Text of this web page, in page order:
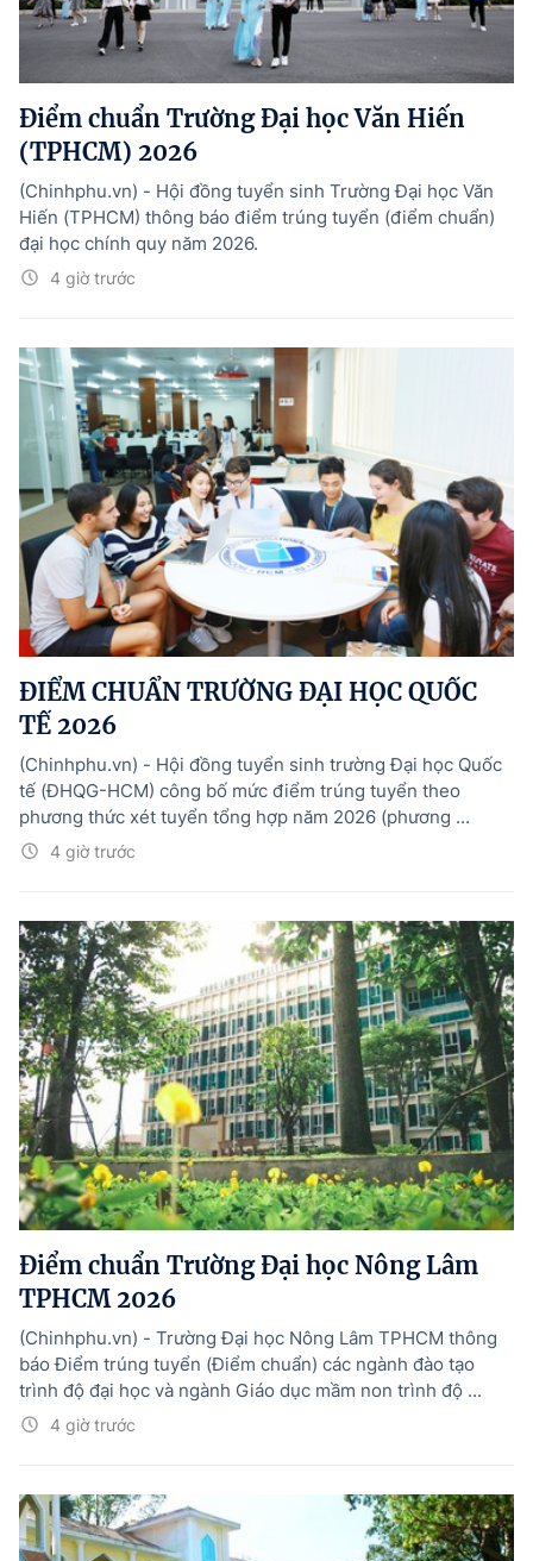
Điểm chuẩn Trường Đại học Văn Hiến
(TPHCM) 2026
4 giờ trước
(Chinhphu.vn) - Hội đồng tuyển sinh Trường Đại học Văn
Hiến (TPHCM) thông báo điểm trúng tuyển (điểm chuẩn)
đại học chính quy năm 2026.
ĐIỂM CHUẨN TRƯỜNG ĐẠI HỌC QUỐC
TẾ 2026
4 giờ trước
(Chinhphu.vn) - Hội đồng tuyển sinh trường Đại học Quốc
tế (ĐHQG-HCM) công bố mức điểm trúng tuyển theo
phương thức xét tuyển tổng hợp năm 2026 (phương ...
Điểm chuẩn Trường Đại học Nông Lâm
TPHCM 2026
4 giờ trước
(Chinhphu.vn) - Trường Đại học Nông Lâm TPHCM thông
báo Điểm trúng tuyển (Điểm chuẩn) các ngành đào tạo
trình độ đại học và ngành Giáo dục mầm non trình độ ...